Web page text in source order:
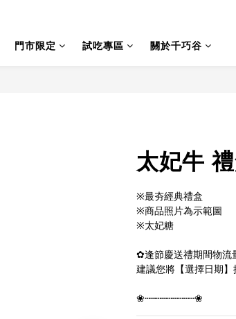
門市限定 試吃專區 關於千巧谷
太妃牛
※最夯經典禮盒
※商品照片為示範圖
※太妃糖
✿逢節慶送禮期間物流
建議您將【選擇日期
❀┄┄┄┄┄┄┄┄┄❀